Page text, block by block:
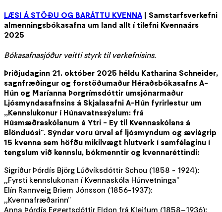
LÆSI Á STÖÐU OG BARÁTTU KVENNA | Samstarfsverkefni
almenningsbókasafna um land allt í tilefni Kvennaárs
2025
Bókasafnasjóður veitti styrk til verkefnisins.
Þriðjudaginn 21. október 2025 héldu Katharina Schneider,
sagnfræðingur og forstöðumaður Héraðsbókasafns A-
Hún og Maríanna Þorgrímsdóttir umsjónarmaður
Ljósmyndasafnsins á Skjalasafni A-Hún fyrirlestur um
,,Kennslukonur í Húnavatnssýslum: frá
Húsmæðraskólanum á Ytri - Ey til Kvennaskólans á
Blönduósi". Sýndar voru úrval af ljósmyndum og æviágrip
15 kvenna sem höfðu mikilvægt hlutverk í samfélaginu í
tengslum við kennslu, bókmenntir og kvennaréttindi:
Sigríður Þórdís Björg Lúðvíksdóttir Schou (1858 - 1924):
,,Fyrsti kennslukonan í Kvennaskóla Húnvetninga”
Elín Rannveig Briem Jónsson (1856-1937):
,,Kvennafræðarinn”
Anna Þórdís Eggertsdóttir Eldon frá Kleifum (1858–1936):